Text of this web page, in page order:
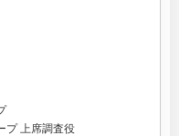
プ 上席調査役